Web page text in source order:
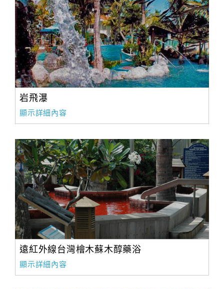
岩飛瀑
顯示詳細內容
遠紅外線台灣檜木蘇木醇藥浴
顯示詳細內容